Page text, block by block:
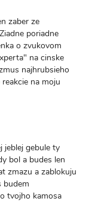
zaber ze
poriadne
o zvukovom
na cinske
najhrubsieho
na moju
jeblej gebule ty
bol a budes len
zmazu a zablokuju
budem
tvojho kamosa